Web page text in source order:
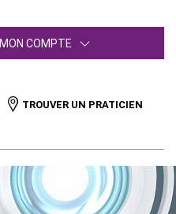
MON COMPTE
TROUVER UN PRATICIEN